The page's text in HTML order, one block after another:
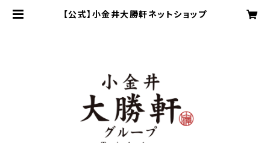
【公式】小金井大勝軒ネットショップ